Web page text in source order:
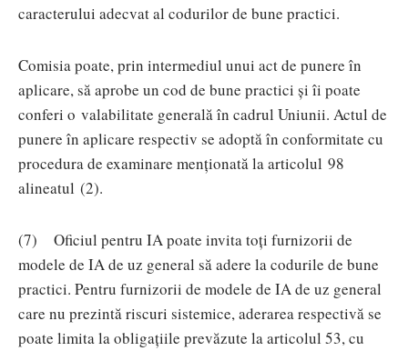
caracterului adecvat al codurilor de bune practici.
Comisia poate, prin intermediul unui act de punere în
aplicare, să aprobe un cod de bune practici și îi poate
conferi o valabilitate generală în cadrul Uniunii. Actul de
punere în aplicare respectiv se adoptă în conformitate cu
procedura de examinare menționată la articolul 98
alineatul (2).
(7) Oficiul pentru IA poate invita toți furnizorii de
modele de IA de uz general să adere la codurile de bune
practici. Pentru furnizorii de modele de IA de uz general
care nu prezintă riscuri sistemice, aderarea respectivă se
poate limita la obligațiile prevăzute la articolul 53, cu